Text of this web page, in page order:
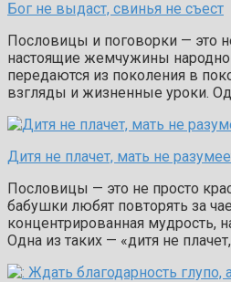
Бог не выдаст, свинья не съест
Пословицы и поговорки — это
настоящие жемчужины
передаются из поколения в
взгляды и жизненные уроки.
Дитя не плачет, мать не
Пословицы — это не просто
бабушки любят повторять за
концентрированная мудрость,
Одна из таких — «дитя не